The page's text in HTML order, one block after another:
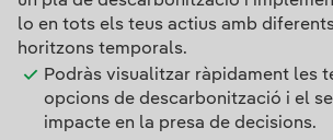
lo en tots els teus actius amb
horitzons temporals.
Podràs visualitzar ràpidament les
opcions de descarbonització i el
impacte en la presa de decisions.